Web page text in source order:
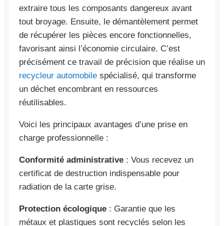
extraire tous les composants dangereux avant
tout broyage. Ensuite, le démantèlement permet
de récupérer les pièces encore fonctionnelles,
favorisant ainsi l’économie circulaire. C’est
précisément ce travail de précision que réalise un
recycleur automobile spécialisé, qui transforme
un déchet encombrant en ressources
réutilisables.
Voici les principaux avantages d’une prise en
charge professionnelle :
Conformité administrative : Vous recevez un
certificat de destruction indispensable pour
radiation de la carte grise.
Protection écologique : Garantie que les
métaux et plastiques sont recyclés selon les